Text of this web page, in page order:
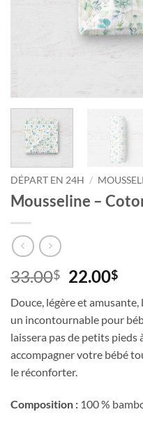
DÉPART EN 24H /
Mousseline –
33.00$ Le
initial
était :
33.00$.
22.00$Le
est
Douce, légère et
un incontournable pour
laissera pas de petits pieds
accompagner votre bébé
le réconforter.
Composition : 100 %